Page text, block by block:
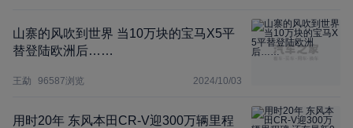
山寨的风吹到世界 当10万块的宝马X5平
替登陆欧洲后……
王勐 96587浏览 2024/10/03
用时20年 东风本田CR-V迎300万辆里程